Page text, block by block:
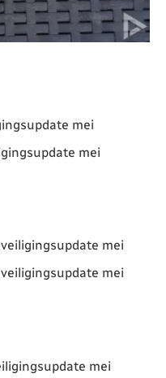
mei
mei
mei
mei
mei